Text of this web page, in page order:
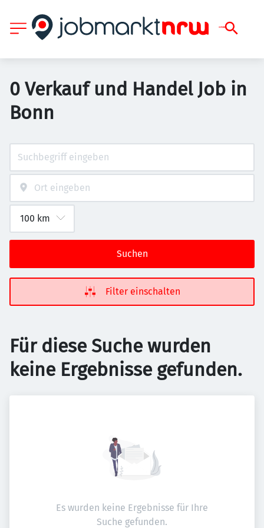
0 Verkauf und Handel Job in
Bonn
Suchen
Filter einschalten
Für diese Suche wurden
keine Ergebnisse gefunden.
Es wurden keine Ergebnisse für Ihre
Suche gefunden.